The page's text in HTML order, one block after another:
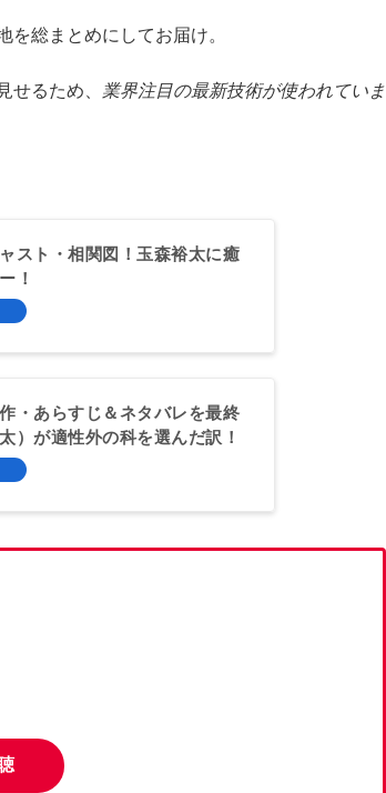
を総まとめにしてお届け。
せるため、 業界注目の最新技術が使われていま
スト・相関図！玉森裕太に癒
！
・あらすじ＆ネタバレを最終
）が適性外の科を選んだ訳！